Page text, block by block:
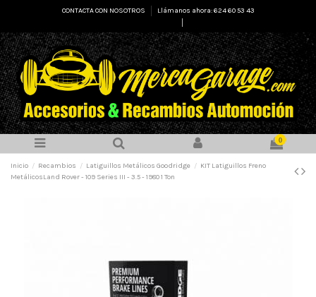
CONTACTA CON NOSOTROS
Llámanos ahora: 624 60 53 43
0
Inicio Recambios Latiguillos Metálicos Goodridge
KIT Latiguillos Freno
MetálicosLand Rover - 109 Series III - 3.5 - 1980 1 Ton